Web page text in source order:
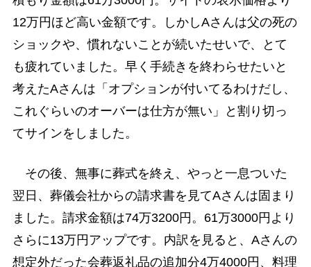
12万円ほど高い金額です。しかしAさんは父の死の
ショックや、慣れないことが続いたせいで、とて
も疲れていました。早く手続きを終わらせたいと
考えたAさんは「オプションが付いてるわけだし、
これぐらいのオーバーは仕方が無い」と割り切っ
てサインをしました。
その後、無事に葬式を終え、やっと一息ついた
翌日、葬儀会社からの請求書を見てAさんは固まり
ました。請求金額は74万3200円。61万3000円より
さらに13万円アップです。内訳を見ると、Aさんの
想定外だった会葬返礼品の追加分4万4000円、料理